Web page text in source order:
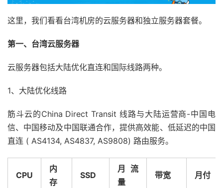
这里，我们看看台湾机房的云服务器和独立服务器套餐。
第一、台湾云服务器
云服务器包括大陆优化直连和国际线路两种。
1、大陆优化线路
筋斗云的China Direct Transit 线路与大陆运营商-中国电
信、中国移动及中国联通合作，提供高效能、低延迟的中国
直连 ( AS4134, AS4837, AS9808) 路由服务。
CPU
内
存
SSD
月流
量
带宽 月付